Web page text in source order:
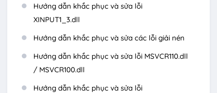
Hướng dẫn khắc phục và sửa lỗi
XINPUT1_3.dll
Hướng dẫn khắc phục và sửa các lỗi giải nén
Hướng dẫn khắc phục và sửa lỗi MSVCR110.dll
/ MSVCR100.dll
Hướng dẫn khắc phục và sửa lỗi